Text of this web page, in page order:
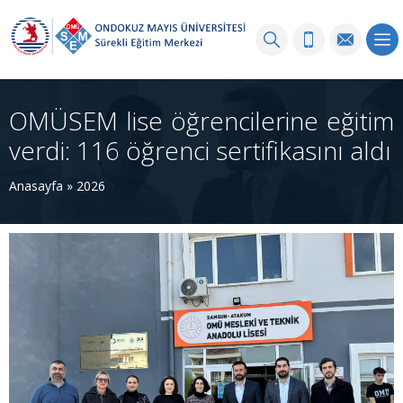
OMÜSEM lise öğrencilerine eğitim
verdi: 116 öğrenci sertifikasını aldı
Anasayfa » 2026